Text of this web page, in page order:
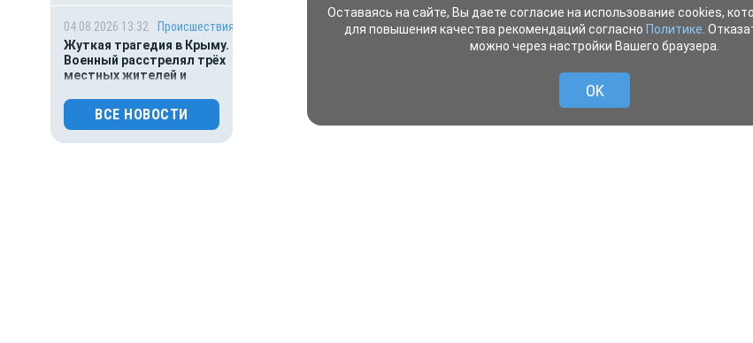
04.08.2026 13:32
Происшествия
Жуткая трагедия в Крыму.
Военный расстрелял трёх
местных жителей и
264
ВСЕ НОВОСТИ
Оставаясь на сайте, Вы даете согласие на использование cookies,
для повышения качества рекомендаций согласно Политике .
можно через настройки Вашего браузера.
OK